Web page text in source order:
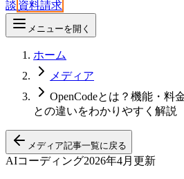
談 資料請求
メニューを開く
ホーム
メディア
OpenCodeとは？機能・料
との違いをわかりやすく解説
メディア記事一覧に戻る
AIコーディング2026年4月更新